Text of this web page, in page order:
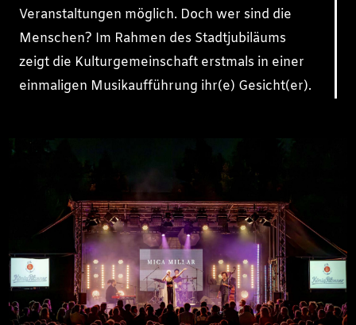
Veranstaltungen möglich. Doch wer sind die
Menschen? Im Rahmen des Stadtjubiläums
zeigt die Kulturgemeinschaft erstmals in einer
einmaligen Musikaufführung ihr(e) Gesicht(er).